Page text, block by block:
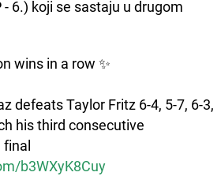
- 6.) koji se sastaju u drugom
wins in a row ✨
defeats Taylor Fritz 6-4, 5-7, 6-3,
his third consecutive
final
b3WXyK8Cuy